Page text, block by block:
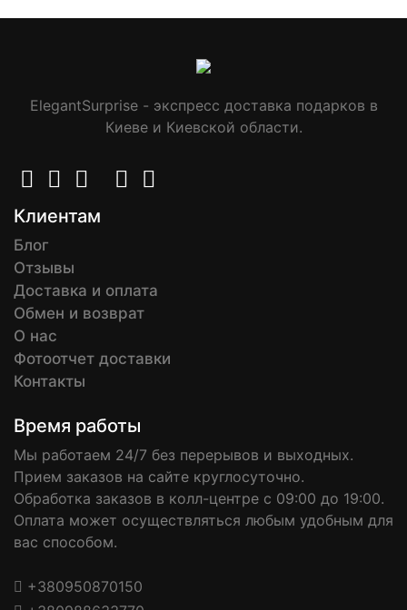
ElegantSurprise - экспресс доставка подарков в
Киеве и Киевской области.
Клиентам
Блог
Отзывы
Доставка и оплата
Обмен и возврат
О нас
Фотоотчет доставки
Контакты
Время работы
Мы работаем 24/7 без перерывов и выходных.
Прием заказов на сайте круглосуточно.
Обработка заказов в колл-центре с 09:00 до 19:00.
Оплата может осуществляться любым удобным для
вас способом.
+380950870150